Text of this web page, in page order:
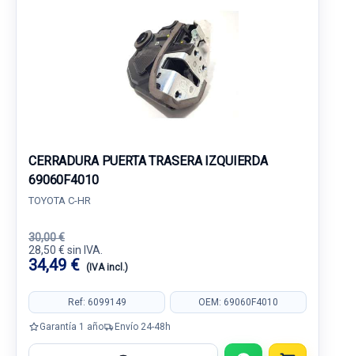
CERRADURA PUERTA TRASERA IZQUIERDA
69060F4010
TOYOTA C-HR
30,00 €
28,50 € sin IVA.
34,49 € (IVA incl.)
Ref: 6099149 OEM: 69060F4010
Garantía 1 año Envío 24-48h